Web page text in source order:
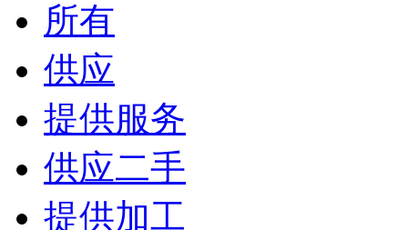
所有
供应
提供服务
供应二手
提供加工